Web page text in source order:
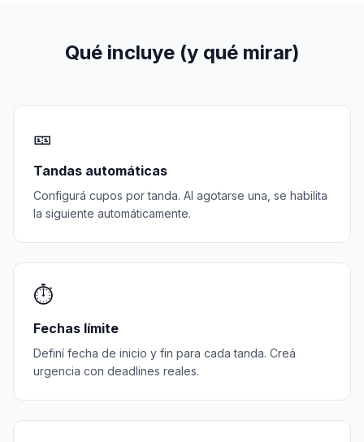
Qué incluye (y qué mirar)
🎫
Tandas automáticas
Configurá cupos por tanda. Al agotarse una, se habilita
la siguiente automáticamente.
⏱️
Fechas límite
Definí fecha de inicio y fin para cada tanda. Creá
urgencia con deadlines reales.